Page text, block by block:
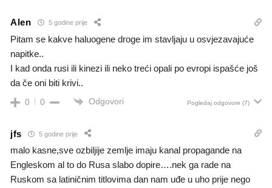
Alen 5 godine prije
Pitam se kakve haluogene droge im stavljaju u osvjezavajuće
napitke..
I kad onda rusi ili kinezi ili neko treći opali po evropi ispašće još
da če oni biti krivi..
0 0 Odgovori Pogledaj odgovore (7)
jfs 5 godine prije
malo kasne,sve ozbiljije zemlje imaju kanal propagande na
Engleskom al to do Rusa slabo dopire….nek ga rade na
Ruskom sa latiničnim titlovima dan nam uđe u uho prije nego